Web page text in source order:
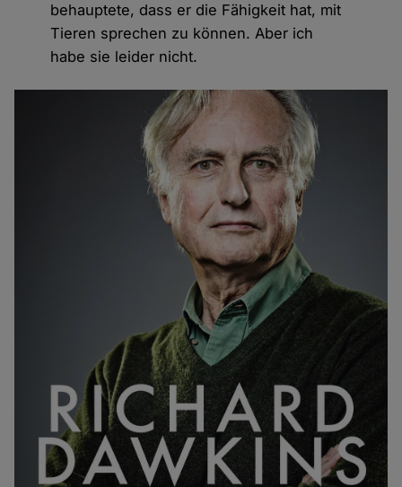
behauptete, dass er die Fähigkeit hat, mit
Tieren sprechen zu können. Aber ich
habe sie leider nicht.